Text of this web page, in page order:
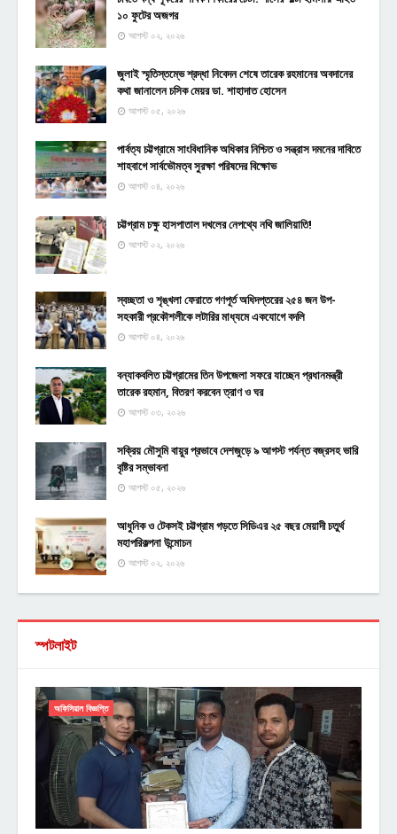
১০ ফুটের অজগর
আগস্ট ০২, ২০২৬
জুলাই স্মৃতিস্তম্ভে শ্রদ্ধা নিবেদন শেষে তারেক রহমানের অবদানের
কথা জানালেন চসিক মেয়র ডা. শাহাদাত হোসেন
আগস্ট ০৫, ২০২৬
পার্বত্য চট্টগ্রামে সাংবিধানিক অধিকার নিশ্চিত ও সন্ত্রাস দমনের দাবিতে
শাহবাগে সার্বভৌমত্ব সুরক্ষা পরিষদের বিক্ষোভ
আগস্ট ০৪, ২০২৬
চট্টগ্রাম চক্ষু হাসপাতাল দখলের নেপথ্যে নথি জালিয়াতি!
আগস্ট ০২, ২০২৬
স্বচ্ছতা ও শৃঙ্খলা ফেরাতে গণপূর্ত অধিদপ্তরের ২৫৪ জন উপ-
সহকারী প্রকৌশলীকে লটারির মাধ্যমে একযোগে বদলি
আগস্ট ০৪, ২০২৬
বন্যাকবলিত চট্টগ্রামের তিন উপজেলা সফরে যাচ্ছেন প্রধানমন্ত্রী
তারেক রহমান, বিতরণ করবেন ত্রাণ ও ঘর
আগস্ট ০৩, ২০২৬
সক্রিয় মৌসুমি বায়ুর প্রভাবে দেশজুড়ে ৯ আগস্ট পর্যন্ত বজ্রসহ ভারি
বৃষ্টির সম্ভাবনা
আগস্ট ০৫, ২০২৬
আধুনিক ও টেকসই চট্টগ্রাম গড়তে সিডিএর ২৫ বছর মেয়াদী চতুর্থ
মহাপরিকল্পনা উন্মোচন
আগস্ট ০২, ২০২৬
স্পটলাইট
অফিসিয়াল বিজ্ঞপ্তি